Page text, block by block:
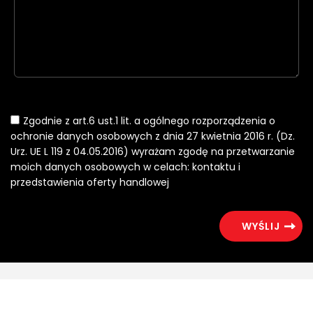
Zgodnie z art.6 ust.1 lit. a ogólnego rozporządzenia o
ochronie danych osobowych z dnia 27 kwietnia 2016 r. (Dz.
Urz. UE L 119 z 04.05.2016) wyrażam zgodę na przetwarzanie
moich danych osobowych w celach: kontaktu i
przedstawienia oferty handlowej